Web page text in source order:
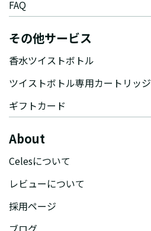
FAQ
その他サービス
香水ツイストボトル
ツイストボトル専用カートリッジ
ギフトカード
About
Celesについて
レビューについて
採用ページ